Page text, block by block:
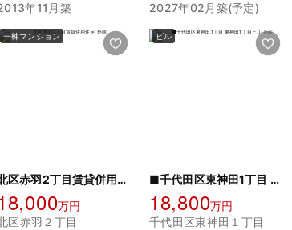
年11月築
2027年02月築(予定)
一棟マンション
北区赤羽2丁目賃貸併用住宅
万円
区赤羽２丁目
ビル
■千代田区東神田1丁目 東神田1丁目ビル
18,800万円
千代田区東神田１丁目